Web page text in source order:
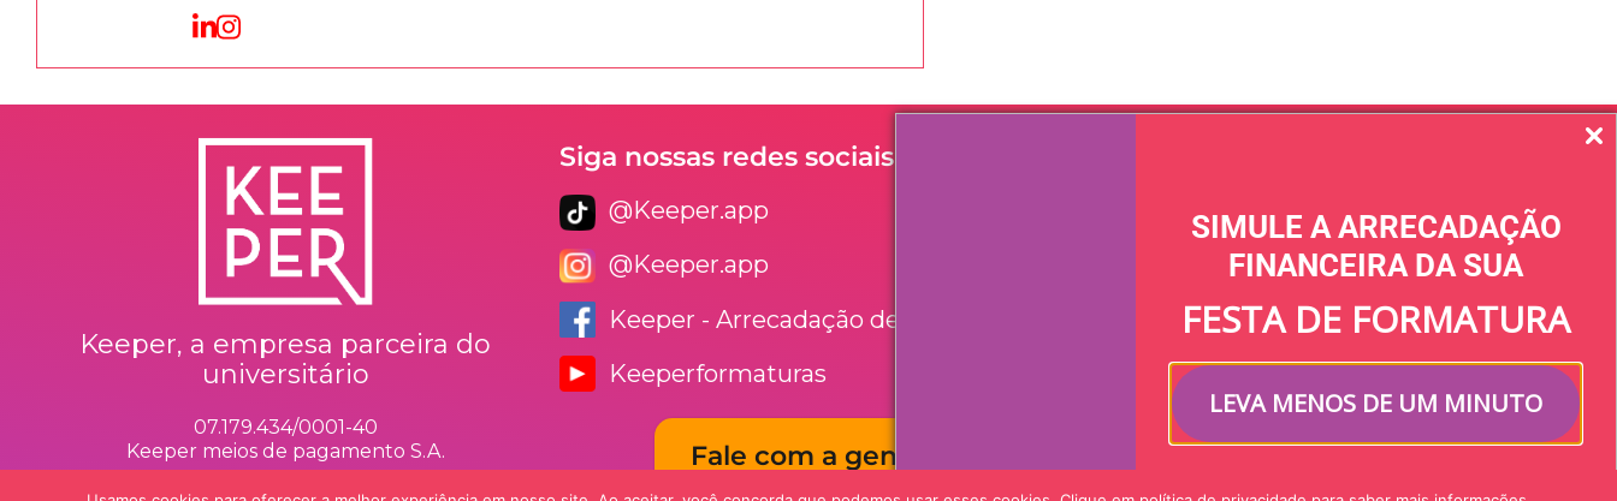
SIMULE A ARRECADAÇÃO
FINANCEIRA DA SUA
FESTA DE FORMATURA
LEVA MENOS DE UM MINUTO
Keeper, a empresa parceira do
universitário
07.179.434/0001-40
Keeper meios de pagamento S.A.
Siga nossas redes sociais
@Keeper.app
@Keeper.app
Keeper - Arrecadação de Formaturas
Keeperformaturas
Fale com a gente
Política de privacidade
Email: ola@keeper.com.br